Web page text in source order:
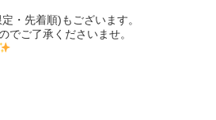
・先着順)もございます。
でご了承くださいませ。